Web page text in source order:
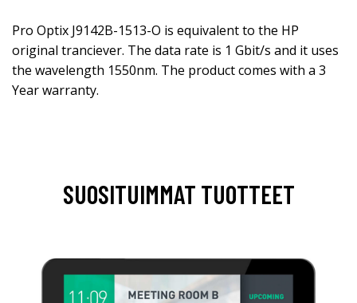
Pro Optix J9142B-1513-O is equivalent to the HP
original tranciever. The data rate is 1 Gbit/s and it uses
the wavelength 1550nm. The product comes with a 3
Year warranty.
SUOSITUIMMAT TUOTTEET